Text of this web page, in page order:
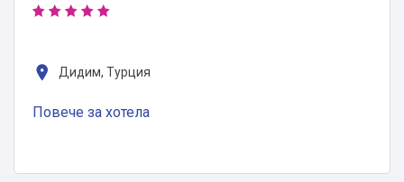
Дидим, Турция
Повече за хотела